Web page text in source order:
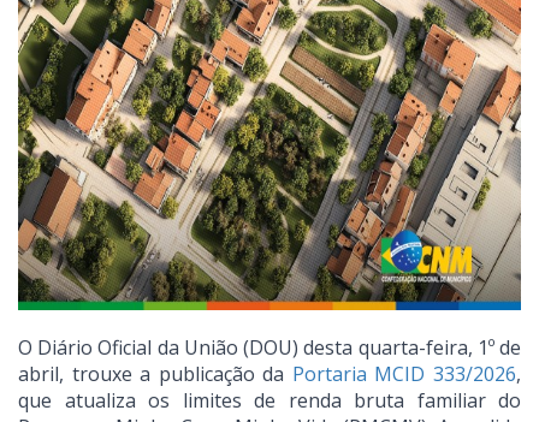
O Diário Oficial da União (DOU) desta quarta-feira, 1º de
abril, trouxe a publicação da Portaria MCID 333/2026,
que atualiza os limites de renda bruta familiar do